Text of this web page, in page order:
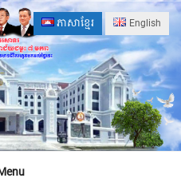
ភាសាខ្មែរ English